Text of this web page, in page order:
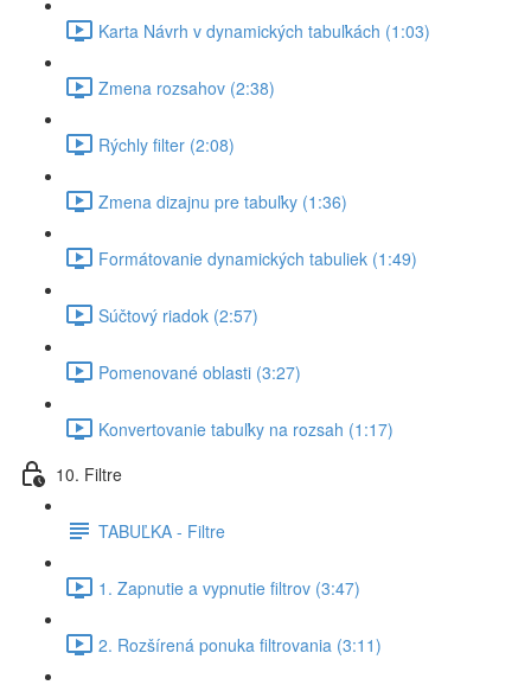
Karta Návrh v dynamických tabuľkách (1:03)
Zmena rozsahov (2:38)
Rýchly filter (2:08)
Zmena dizajnu pre tabuľky (1:36)
Formátovanie dynamických tabuliek (1:49)
Súčtový riadok (2:57)
Pomenované oblasti (3:27)
Konvertovanie tabuľky na rozsah (1:17)
10. Filtre
TABUĽKA - Filtre
1. Zapnutie a vypnutie filtrov (3:47)
2. Rozšírená ponuka filtrovania (3:11)